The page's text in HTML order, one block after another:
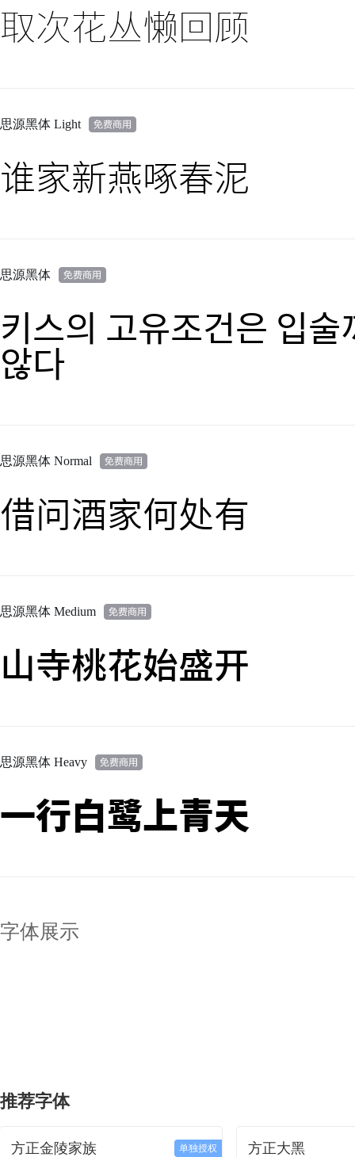
取次花丛懒回顾
思源黑体 Light
谁家新燕啄春泥
思源黑体
키스의 고유조건은 입
않다
思源黑体 Normal
借问酒家何处有
思源黑体 Medium
山寺桃花始盛开
思源黑体 Heavy
一行白鹭上青天
字体展示
推荐字体
方正金陵家族 单独授权 方正大黑